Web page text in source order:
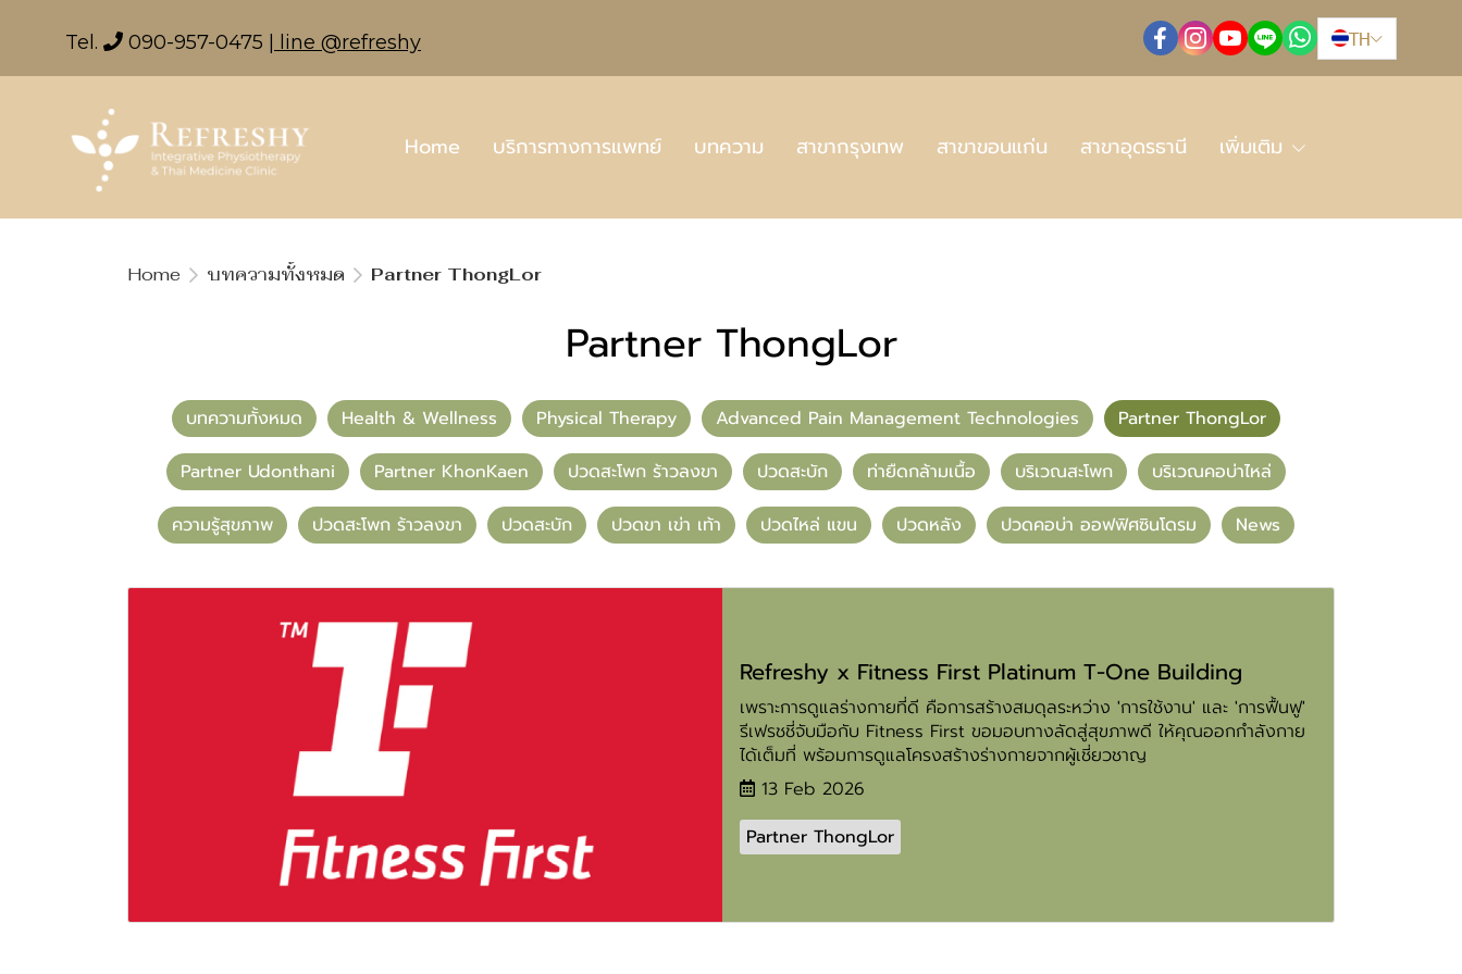
Tel. 090-957-0475 | line @refreshy TH
Home บริการทางการแพทย์ บทความ สาขากรุงเทพ สาขาขอนแก่น สาขาอุดรธานี เพิ่มเติม
Home บทความทั้งหมด Partner ThongLor
Partner ThongLor
บทความทั้งหมด Health & Wellness Physical Therapy Advanced Pain Management Technologies Partner ThongLor
Partner Udonthani Partner KhonKaen ปวดสะโพก ร้าวลงขา ปวดสะบัก ท่ายืดกล้ามเนื้อ บริเวณสะโพก บริเวณคอบ่าไหล่
ความรู้สุขภาพ ปวดสะโพก ร้าวลงขา ปวดสะบัก ปวดขา เข่า เท้า ปวดไหล่ แขน ปวดหลัง ปวดคอบ่า ออฟฟิศซินโดรม News
Refreshy x Fitness First Platinum T-One Building
เพราะการดูแลร่างกายที่ดี คือการสร้างสมดุลระหว่าง 'การใช้งาน' และ 'การฟื้นฟู'
รีเฟรชชี่จับมือกับ Fitness First ขอมอบทางลัดสู่สุขภาพดี ให้คุณออกกำลังกาย
ได้เต็มที่ พร้อมการดูแลโครงสร้างร่างกายจากผู้เชี่ยวชาญ
13 Feb 2026
Partner ThongLor